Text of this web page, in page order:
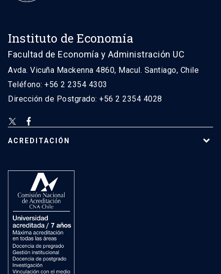
Instituto de Economía
Facultad de Economía y Administración UC
Avda. Vicuña Mackenna 4860, Macul. Santiago, Chile
Teléfono: +56 2 2354 4303
Dirección de Postgrado: +56 2 2354 4028
ACREDITACIÓN